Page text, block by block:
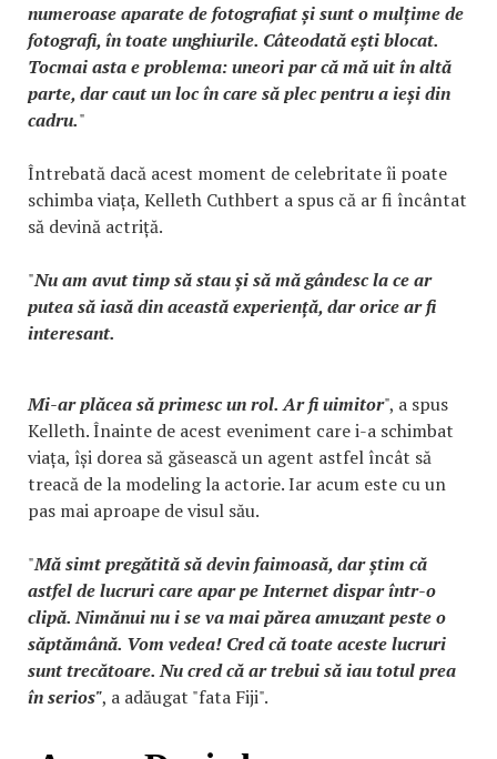
numeroase aparate de fotografiat și sunt o mulțime de
fotografi, în toate unghiurile. Câteodată ești blocat.
Tocmai asta e problema: uneori par că mă uit în altă
parte, dar caut un loc în care să plec pentru a ieși din
cadru."
Întrebată dacă acest moment de celebritate îi poate
schimba viața, Kelleth Cuthbert a spus că ar fi încântat
să devină actriță.
"Nu am avut timp să stau și să mă gândesc la ce ar
putea să iasă din această experiență, dar orice ar fi
interesant.
Mi-ar plăcea să primesc un rol. Ar fi uimitor", a spus
Kelleth. Înainte de acest eveniment care i-a schimbat
viața, își dorea să găsească un agent astfel încât să
treacă de la modeling la actorie. Iar acum este cu un
pas mai aproape de visul său.
"Mă simt pregătită să devin faimoasă, dar știm că
astfel de lucruri care apar pe Internet dispar într-o
clipă. Nimănui nu i se va mai părea amuzant peste o
săptămână. Vom vedea! Cred că toate aceste lucruri
sunt trecătoare. Nu cred că ar trebui să iau totul prea
în serios", a adăugat "fata Fiji".